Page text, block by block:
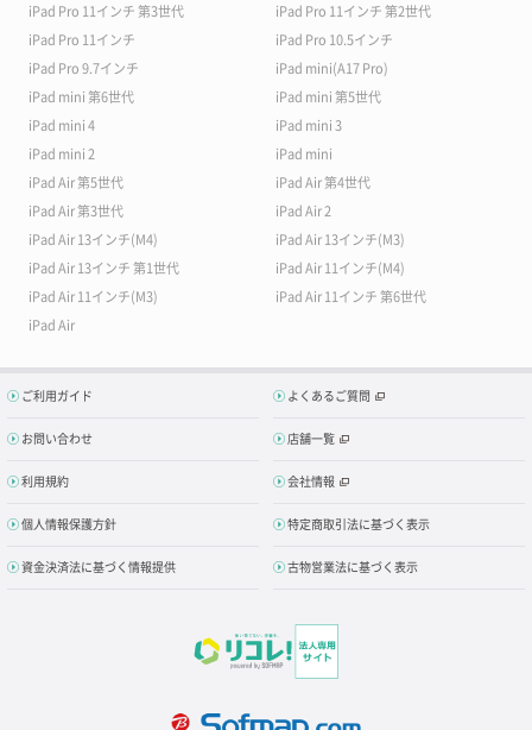
iPad Pro 11インチ 第3世代
iPad Pro 11インチ 第2世代
iPad Pro 11インチ
iPad Pro 10.5インチ
iPad Pro 9.7インチ
iPad mini(A17 Pro)
iPad mini 第6世代
iPad mini 第5世代
iPad mini 4
iPad mini 3
iPad mini 2
iPad mini
iPad Air 第5世代
iPad Air 第4世代
iPad Air 第3世代
iPad Air 2
iPad Air 13インチ(M4)
iPad Air 13インチ(M3)
iPad Air 13インチ 第1世代
iPad Air 11インチ(M4)
iPad Air 11インチ(M3)
iPad Air 11インチ 第6世代
iPad Air
ご利用ガイド よくあるご質問
お問い合わせ 店舗一覧
利用規約 会社情報
個人情報保護方針 特定商取引法に基づく表示
資金決済法に基づく情報提供 古物営業法に基づく表示